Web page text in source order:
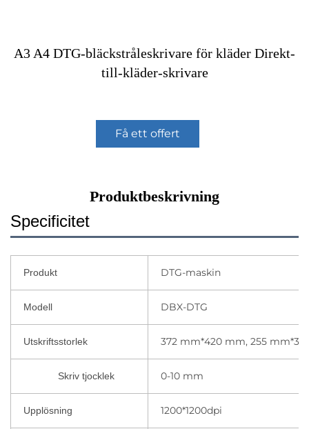
A3 A4 DTG-bläckstråleskrivare för kläder Direkt-
till-kläder-skrivare
Få ett offert
Produktbeskrivning
Specificitet
Produkt DTG-maskin
Modell DBX-DTG
Utskriftsstorlek 372 mm*420 mm, 255
Skriv tjocklek 0-10 mm
Upplösning 1200*1200dpi